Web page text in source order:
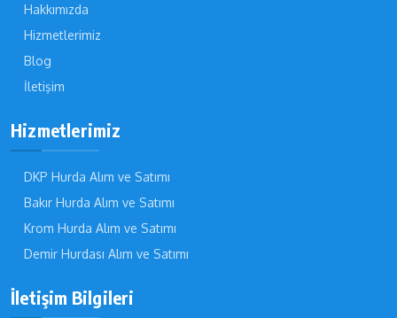
Hakkımızda
Hizmetlerimiz
Blog
İletişim
Hizmetlerimiz
DKP Hurda Alım ve Satımı
Bakır Hurda Alım ve Satımı
Krom Hurda Alım ve Satımı
Demir Hurdası Alım ve Satımı
İletişim Bilgileri